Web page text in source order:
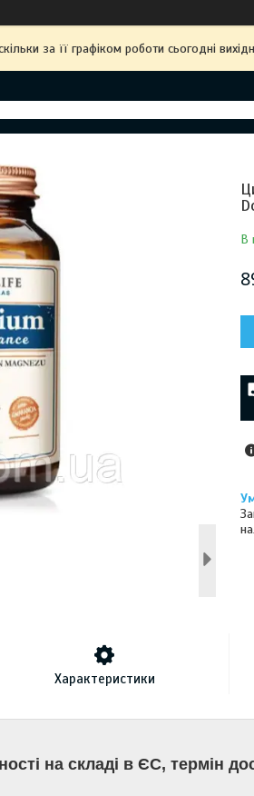
за її графіком роботи сьогодні
В
Характеристики
на складі в ЄС, термін